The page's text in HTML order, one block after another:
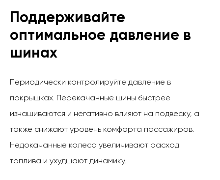
Поддерживайте
оптимальное давление в
шинах
Периодически контролируйте давление в
покрышках. Перекачанные шины быстрее
изнашиваются и негативно влияют на подвеску, а
также снижают уровень комфорта пассажиров.
Недокачанные колеса увеличивают расход
топлива и ухудшают динамику.